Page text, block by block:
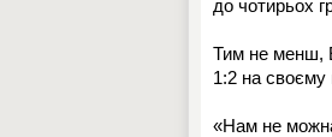
до чотирьох
Тим не менш,
1:2 на своєму
«Нам не